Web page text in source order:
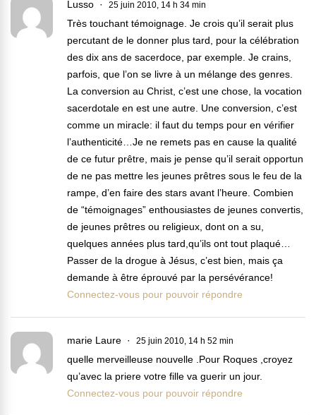
Lusso 25 juin 2010, 14 h 34 min
Très touchant témoignage. Je crois qu’il serait plus
percutant de le donner plus tard, pour la célébration
des dix ans de sacerdoce, par exemple. Je crains,
parfois, que l’on se livre à un mélange des genres.
La conversion au Christ, c’est une chose, la vocation
sacerdotale en est une autre. Une conversion, c’est
comme un miracle: il faut du temps pour en vérifier
l’authenticité…Je ne remets pas en cause la qualité
de ce futur prêtre, mais je pense qu’il serait opportun
de ne pas mettre les jeunes prêtres sous le feu de la
rampe, d’en faire des stars avant l’heure. Combien
de “témoignages” enthousiastes de jeunes convertis,
de jeunes prêtres ou religieux, dont on a su,
quelques années plus tard,qu’ils ont tout plaqué…
Passer de la drogue à Jésus, c’est bien, mais ça
demande à être éprouvé par la persévérance!
Connectez-vous pour pouvoir répondre
marie Laure 25 juin 2010, 14 h 52 min
quelle merveilleuse nouvelle .Pour Roques ,croyez
qu’avec la priere votre fille va guerir un jour.
Connectez-vous pour pouvoir répondre